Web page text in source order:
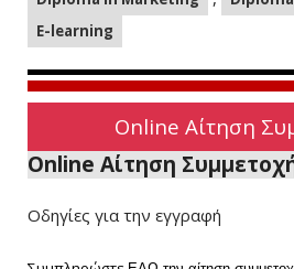
E-learning
Online Αίτηση
Online Αίτηση
Οδηγίες για την εγγραφή